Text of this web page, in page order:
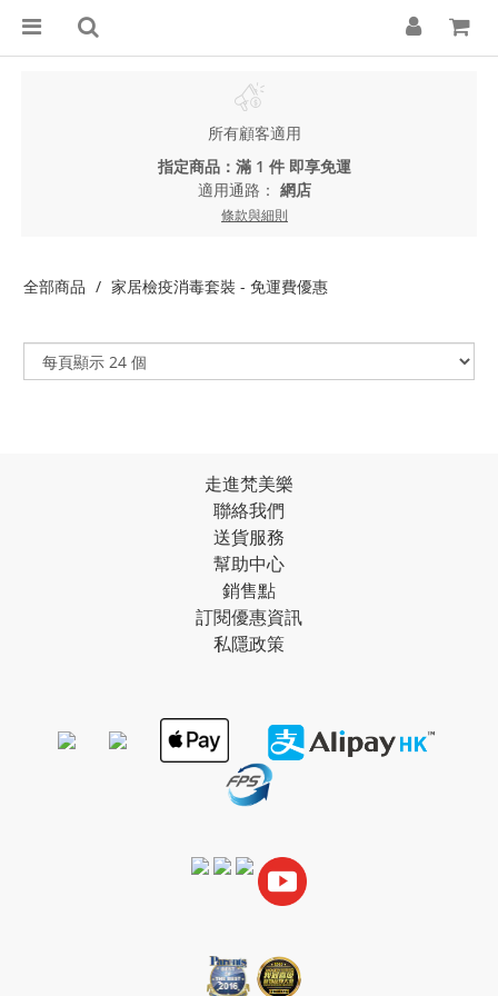
所有顧客適用
指定商品：滿 1 件 即享免運
適用通路： 網店
條款與細則
全部商品 家居檢疫消毒套裝 - 免運費優惠
走進梵美樂
聯絡我們
送貨服務
幫助中心
銷售點
訂閱優惠資訊
私隱政策